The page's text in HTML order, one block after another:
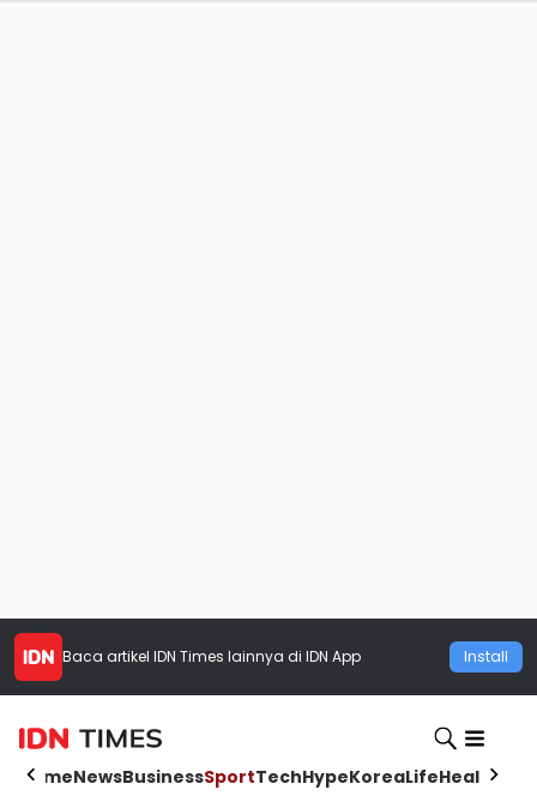
Baca artikel IDN Times lainnya di IDN App Install
HomeNewsBusinessSportTechHypeKoreaLifeHealth